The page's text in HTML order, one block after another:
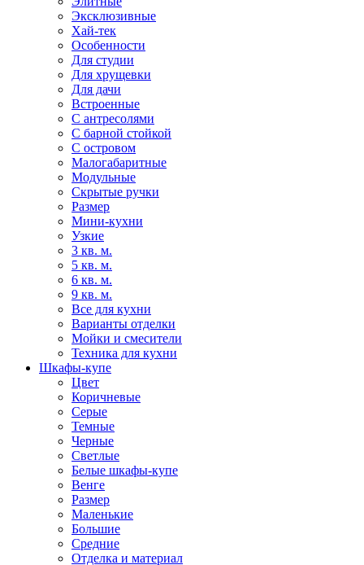
Эксклюзивные
Хай-тек
Особенности
Для студии
Для хрущевки
Для дачи
Встроенные
С антресолями
С барной стойкой
С островом
Малогабаритные
Модульные
Скрытые ручки
Размер
Мини-кухни
Узкие
3 кв. м.
5 кв. м.
6 кв. м.
9 кв. м.
Все для кухни
Варианты отделки
Мойки и смесители
Техника для кухни
Шкафы-купе
Цвет
Коричневые
Серые
Темные
Черные
Светлые
Белые шкафы-купе
Венге
Размер
Маленькие
Большие
Средние
Отделка и материал